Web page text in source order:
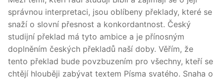
správnou interpretaci, jsou oblíbeny překlady, které se
snaží o slovní přesnost a konkordantnost. Český
studijní překlad má tyto ambice a je přínosným
doplněním českých překladů naší doby. Věřím, že
tento překlad bude povzbuzením pro všechny, kteří se
chtějí hlouběji zabývat textem Písma svatého. Snaha o